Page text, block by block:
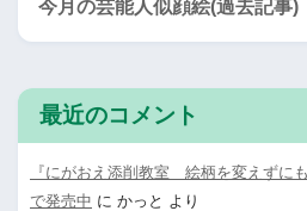
今月の芸能人似顔絵(過去記事)
最近のコメント
『にがおえ添削教室 絵柄を変えずに
で発売中 に かっと より